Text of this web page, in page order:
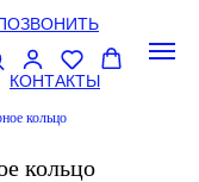
КОНТАКТЫ
кольцо
кольцо